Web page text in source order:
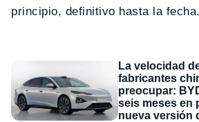
principio, definitivo hasta la fecha.
La velocidad
fabricantes
preocupar:
seis meses en
nueva versión